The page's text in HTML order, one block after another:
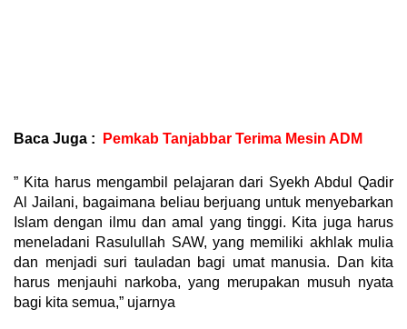
Baca Juga : Pemkab Tanjabbar Terima Mesin ADM
” Kita harus mengambil pelajaran dari Syekh Abdul Qadir
Al Jailani, bagaimana beliau berjuang untuk menyebarkan
Islam dengan ilmu dan amal yang tinggi. Kita juga harus
meneladani Rasulullah SAW, yang memiliki akhlak mulia
dan menjadi suri tauladan bagi umat manusia. Dan kita
harus menjauhi narkoba, yang merupakan musuh nyata
bagi kita semua,” ujarnya